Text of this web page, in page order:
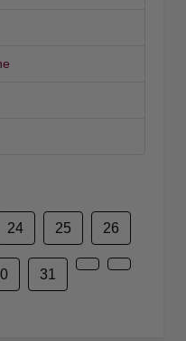
24 25 26
31